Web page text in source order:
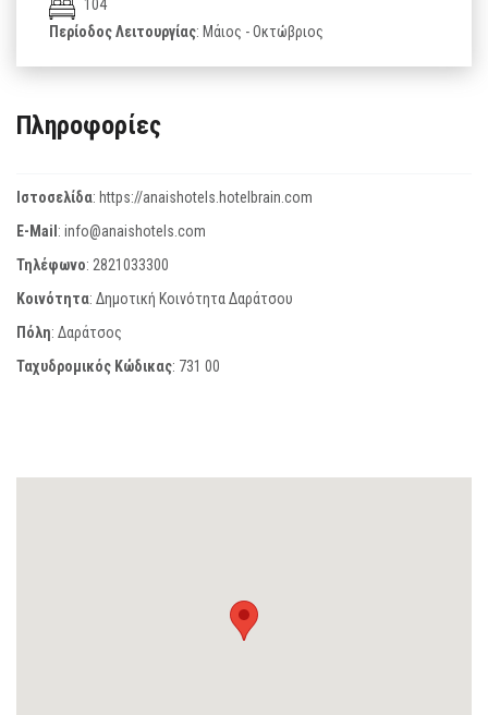
104
Περίοδος Λειτουργίας: Μάιος - Οκτώβριος
Πληροφορίες
Ιστοσελίδα: https://anaishotels.hotelbrain.com
E-Mail: info@anaishotels.com
Τηλέφωνο: 2821033300
Κοινότητα: Δημοτική Κοινότητα Δαράτσου
Πόλη: Δαράτσος
Ταχυδρομικός Κώδικας: 731 00